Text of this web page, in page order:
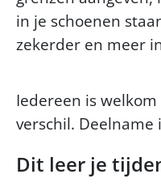
in je schoenen
zekerder en meer
Iedereen is
verschil. Deelname
Dit leer je